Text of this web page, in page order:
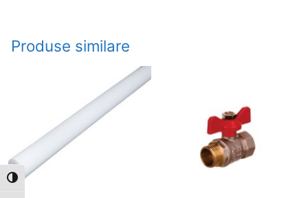
Toggle High Contrast
Produse similare